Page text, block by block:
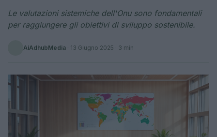
Le valutazioni sistemiche dell'Onu sono fondamentali
per raggiungere gli obiettivi di sviluppo sostenibile.
AiAdhubMedia · 13 Giugno 2025 · 3 min